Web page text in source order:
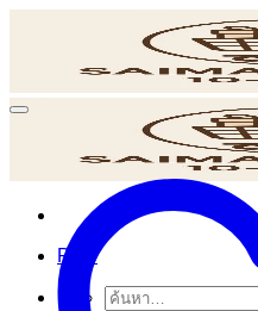
เนื้อหา
POS
ค้นหา: